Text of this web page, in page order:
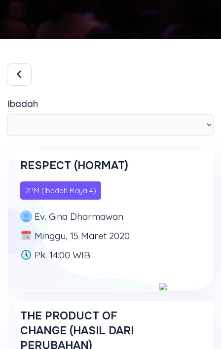
Ibadah
RESPECT (HORMAT)
2PM (Ibadah Raya 4)
Ev. Gina Dharmawan
Minggu, 15 Maret 2020
Pk. 14:00 WIB
THE PRODUCT OF
CHANGE (HASIL DARI
PERUBAHAN)